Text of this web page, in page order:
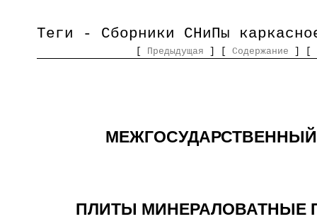
Теги - Сборники СНиПы
Предыдущая Содержание
ПЛИТЫ